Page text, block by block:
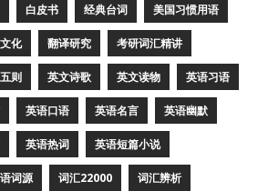
白皮书 经典台词 美国习惯用语
化 翻译研究 考研词汇精讲
则 英文诗歌 英文读物 英语习语
英语口语 英语名言 英语幽默
英语热词 英语短篇小说
词源 词汇22000 词汇辨析